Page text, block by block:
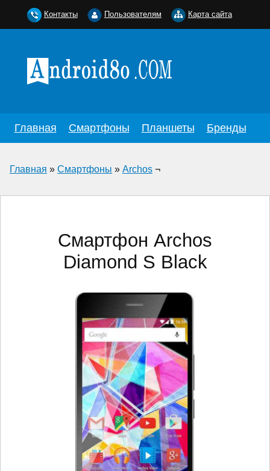
Главная Смартфоны Планшеты Бренды
Главная » Смартфоны » Archos ¬
Смартфон Archos
Diamond S Black
Контакты Пользователям Карта сайта